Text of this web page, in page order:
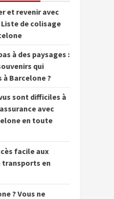
et revenir avec
de colisage
à des paysages :
qui
Barcelone ?
sont difficiles à
avec
en toute
facile aux
transports en
? Vous ne